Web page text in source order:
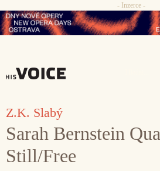
Přeskočit
na
- Inzerce -
Z.K. Slabý
Sarah Bernstein
Still/Free